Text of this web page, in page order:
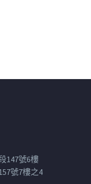
147號6樓
號7樓之4